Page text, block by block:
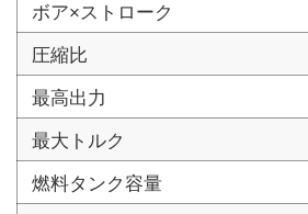
ボア×ストローク
圧縮比
最高出力
最大トルク
燃料タンク容量